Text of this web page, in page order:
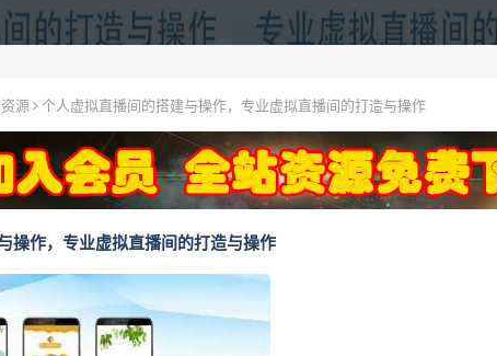
源 个人虚拟直播间的搭建与操作，专业虚拟直播间的打造与操作
操作，专业虚拟直播间的打造与操作